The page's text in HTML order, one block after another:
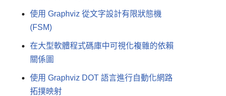
使用 Graphviz 從文字設計有限狀態機
(FSM)
在大型軟體程式碼庫中可視化複雜的依賴
關係圖
使用 Graphviz DOT 語言進行自動化網路
拓撲映射